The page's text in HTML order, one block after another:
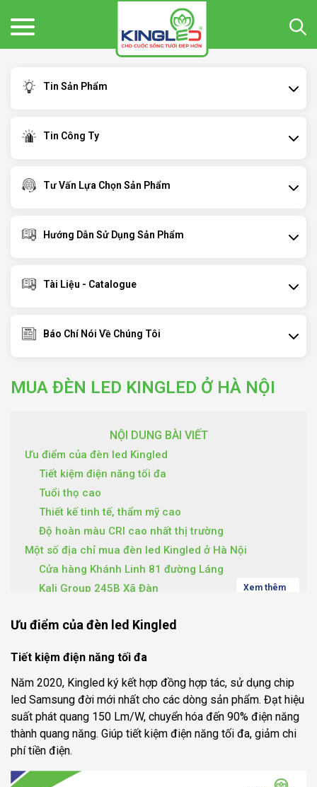
Tin Sản Phẩm
Tin Công Ty
Tư Vấn Lựa Chọn Sản Phẩm
Hướng Dẫn Sử Dụng Sản Phẩm
Tài Liệu - Catalogue
Báo Chí Nói Về Chúng Tôi
MUA ĐÈN LED KINGLED Ở HÀ NỘI
NỘI DUNG BÀI VIẾT
Ưu điểm của đèn led Kingled
Tiết kiệm điện năng tối đa
Tuổi thọ cao
Thiết kế tinh tế, thẩm mỹ cao
Độ hoàn màu CRI cao nhất thị trường
Một số địa chỉ mua đèn led Kingled ở Hà Nội
Cửa hàng Khánh Linh 81 đường Láng
Kali Group 245B Xã Đàn
Cửa hàng Quảng Chi 63 Nguyễn Công Trứ
Tra cứu đầy đủ thông tin các Đại lý theo khu vực
Mua đèn led Kingled ở Hà Nội được bảo hành tận nhà
trong 24 tháng
Xem thêm
Ưu điểm của đèn led Kingled
Tiết kiệm điện năng tối đa
Năm 2020, Kingled ký kết hợp đồng hợp tác, sử dụng chip
led Samsung đời mới nhất cho các dòng sản phẩm. Đạt hiệu
suất phát quang 150 Lm/W, chuyển hóa đến 90% điện năng
thành quang năng. Giúp tiết kiệm điện năng tối đa, giảm chi
phí tiền điện.